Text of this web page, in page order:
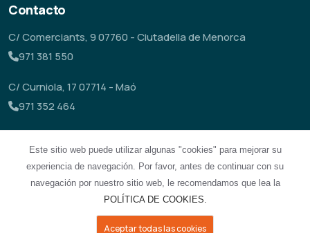
Contacto
C/ Comerciants, 9 07760 - Ciutadella de Menorca
971 381 550
C/ Curniola, 17 07714 - Maó
971 352 464
astrame@empresademenorca.org
Este sitio web puede utilizar algunas "cookies" para mejorar su
experiencia de navegación. Por favor, antes de continuar con su
navegación por nuestro sitio web, le recomendamos que lea la
POLÍTICA DE COOKIES.
Aceptar todas las cookies